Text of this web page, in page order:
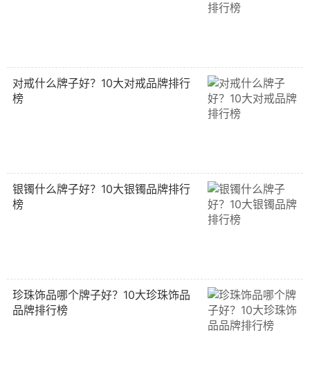
对戒什么牌子好？10大对戒品牌排行
榜
银镯什么牌子好？10大银镯品牌排行
榜
珍珠饰品哪个牌子好？10大珍珠饰品
品牌排行榜